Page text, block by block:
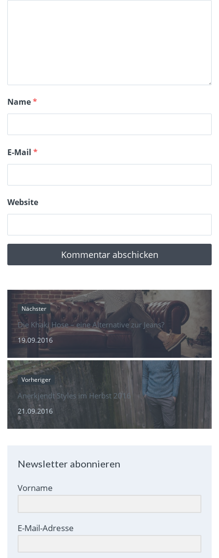
Name*
E-Mail *
Website
Nächster
Die Khaki Hose – eine Alternative zur Jeans?
19.09.2016
Vorheriger
Anerkjendt Styles im Herbst 2016
21.09.2016
Newsletter abonnieren
Vorname
E-Mail-Adresse